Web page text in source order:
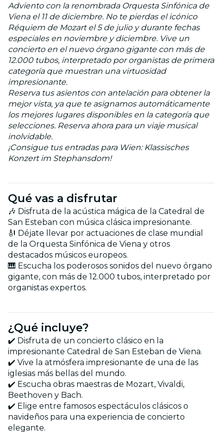
Adviento con la renombrada Orquesta Sinfónica de
Viena el 11 de diciembre. No te pierdas el icónico
Réquiem de Mozart el 5 de julio y durante fechas
especiales en noviembre y diciembre. Vive un
concierto en el nuevo órgano gigante con más de
12.000 tubos, interpretado por organistas de primera
categoría que muestran una virtuosidad
impresionante.
Reserva tus asientos con antelación para obtener la
mejor vista, ya que te asignamos automáticamente
los mejores lugares disponibles en la categoría que
selecciones. Reserva ahora para un viaje musical
inolvidable.
¡Consigue tus entradas para Wien: Klassisches
Konzert im Stephansdom!
Qué vas a disfrutar
🎶 Disfruta de la acústica mágica de la Catedral de
San Esteban con música clásica impresionante.
🎻 Déjate llevar por actuaciones de clase mundial
de la Orquesta Sinfónica de Viena y otros
destacados músicos europeos.
🎹 Escucha los poderosos sonidos del nuevo órgano
gigante, con más de 12.000 tubos, interpretado por
organistas expertos.
¿Qué incluye?
✔️ Disfruta de un concierto clásico en la
impresionante Catedral de San Esteban de Viena.
✔️ Vive la atmósfera impresionante de una de las
iglesias más bellas del mundo.
✔️ Escucha obras maestras de Mozart, Vivaldi,
Beethoven y Bach.
✔️ Elige entre famosos espectáculos clásicos o
navideños para una experiencia de concierto
elegante.